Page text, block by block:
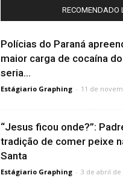
RECOMENDADO
Polícias do Paraná
maior carga de cocaína
seria...
Estágiario Graphing - 11 de
“Jesus ficou onde?”:
tradição de comer peixe
Santa
Estágiario Graphing - 3 de abril de